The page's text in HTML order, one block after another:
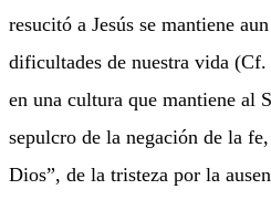
resucitó a Jesús se mantiene
dificultades de nuestra vida (Cf.
en una cultura que mantiene al
sepulcro de la negación de la
Dios”, de la tristeza por la